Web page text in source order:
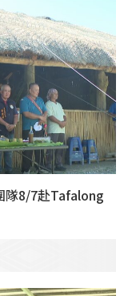
隊8/7赴Tafalong